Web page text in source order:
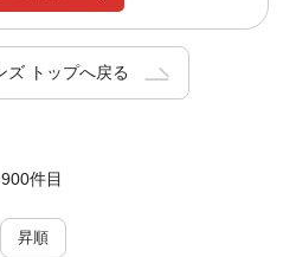
ズ トップへ戻る
件目
昇順